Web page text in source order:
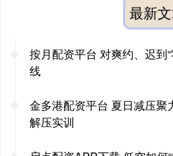
最新
按月配资平台 对爽约、迟到
线
金多港配资平台 夏日减压
解压实训